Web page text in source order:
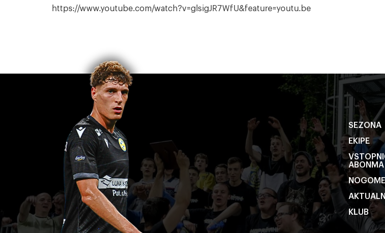
https://www.youtube.com/watch?v=glsigJR7WfU&feature=youtu.be
SEZONA
EKIPE
ABONMA
KLUB